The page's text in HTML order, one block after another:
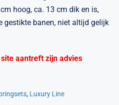
hoog, ca. 13 cm dik en is,
gestikte banen, niet altijd gelijk
aantreft zijn advies
, Luxury Line